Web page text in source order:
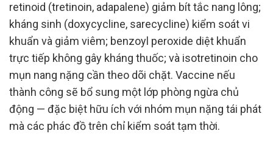
retinoid (tretinoin, adapalene) giảm bít tắc nang lông;
kháng sinh (doxycycline, sarecycline) kiểm soát vi
khuẩn và giảm viêm; benzoyl peroxide diệt khuẩn
trực tiếp không gây kháng thuốc; và isotretinoin cho
mụn nang nặng cần theo dõi chặt. Vaccine nếu
thành công sẽ bổ sung một lớp phòng ngừa chủ
động — đặc biệt hữu ích với nhóm mụn nặng tái phát
mà các phác đồ trên chỉ kiểm soát tạm thời.